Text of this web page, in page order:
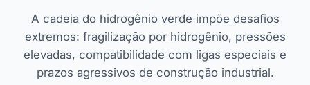
A cadeia do hidrogênio verde impõe desafios
extremos: fragilização por hidrogênio, pressões
elevadas, compatibilidade com ligas especiais e
prazos agressivos de construção industrial.